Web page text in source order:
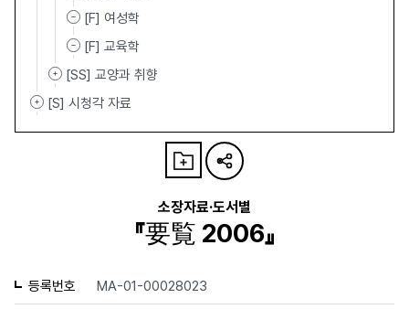
[F] 여성학
[F] 교육학
[SS] 교양과 취향
[S] 시청각 자료
소장자료·도서별
『要覧 2006』
등록번호 MA-01-00028023